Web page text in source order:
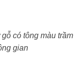
có tông màu trầm
gian